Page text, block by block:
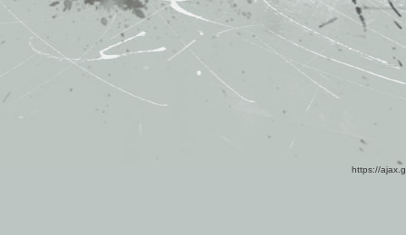
https://